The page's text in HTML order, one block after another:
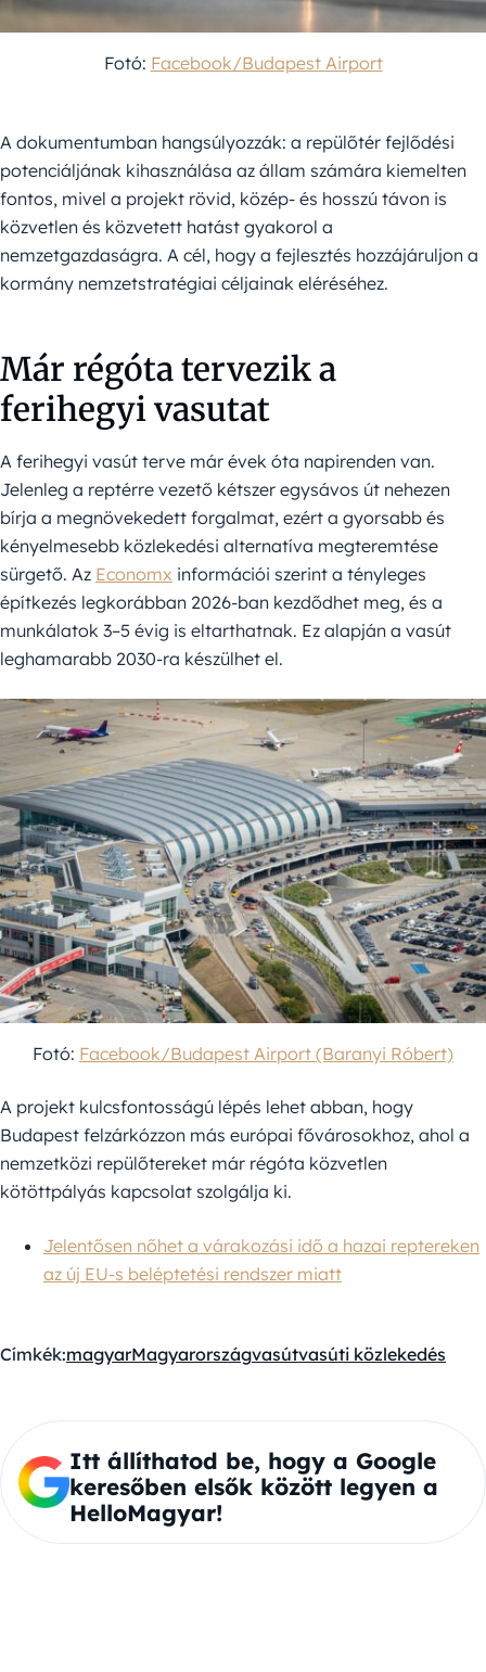
Fotó: Facebook/Budapest Airport
A dokumentumban hangsúlyozzák: a repülőtér fejlődési
potenciáljának kihasználása az állam számára kiemelten
fontos, mivel a projekt rövid, közép- és hosszú távon is
közvetlen és közvetett hatást gyakorol a
nemzetgazdaságra. A cél, hogy a fejlesztés hozzájáruljon a
kormány nemzetstratégiai céljainak eléréséhez.
Már régóta tervezik a
ferihegyi vasutat
A ferihegyi vasút terve már évek óta napirenden van.
Jelenleg a reptérre vezető kétszer egysávos út nehezen
bírja a megnövekedett forgalmat, ezért a gyorsabb és
kényelmesebb közlekedési alternatíva megteremtése
sürgető. Az Economx információi szerint a tényleges
építkezés legkorábban 2026-ban kezdődhet meg, és a
munkálatok 3–5 évig is eltarthatnak. Ez alapján a vasút
leghamarabb 2030-ra készülhet el.
Fotó: Facebook/Budapest Airport (Baranyi Róbert)
A projekt kulcsfontosságú lépés lehet abban, hogy
Budapest felzárkózzon más európai fővárosokhoz, ahol a
nemzetközi repülőtereket már régóta közvetlen
kötöttpályás kapcsolat szolgálja ki.
Jelentősen nőhet a várakozási idő a hazai reptereken
az új EU-s beléptetési rendszer miatt
Címkék:magyarMagyarországvasútvasúti közlekedés
Itt állíthatod be, hogy a Google
keresőben elsők között legyen a
HelloMagyar!